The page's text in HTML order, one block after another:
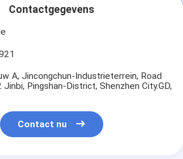
Contactgegevens
A, Jincongchun-Industrieterrein, Road
Jinbi, Pingshan-District, Shenzhen City.GD,
Contact nu